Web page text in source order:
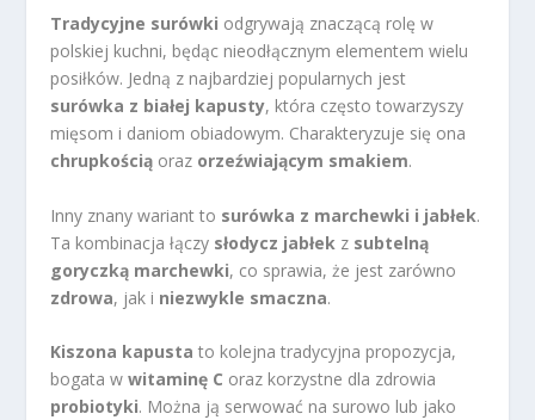
Tradycyjne surówki odgrywają znaczącą rolę w
polskiej kuchni, będąc nieodłącznym elementem wielu
posiłków. Jedną z najbardziej popularnych jest
surówka z białej kapusty, która często towarzyszy
mięsom i daniom obiadowym. Charakteryzuje się ona
chrupkością oraz orzeźwiającym smakiem.
Inny znany wariant to surówka z marchewki i jabłek.
Ta kombinacja łączy słodycz jabłek z subtelną
goryczką marchewki, co sprawia, że jest zarówno
zdrowa, jak i niezwykle smaczna.
Kiszona kapusta to kolejna tradycyjna propozycja,
bogata wwitaminę C oraz korzystne dla zdrowia
probiotyki. Można ją serwować na surowo lub jako